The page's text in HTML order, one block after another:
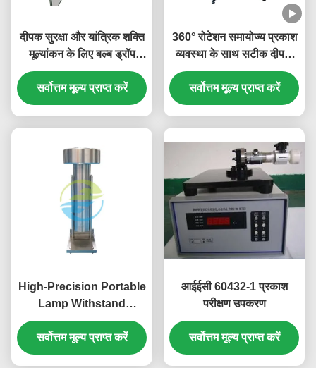
दीपक सुरक्षा और यांत्रिक शक्ति
मूल्यांकन के लिए बल्ब ड्रॉप
प्रभाव परीक्षण उपकरण
सर्वोत्तम मूल्य प्राप्त करें
360° रोटेशन समायोज्य प्रकाश
व्यवस्था के साथ सटीक दीपक
परीक्षण के लिए प्रकाश व्यवस्था
समायोज्य उपकरण
सर्वोत्तम मूल्य प्राप्त करें
High-Precision Portable
Lamp Withstand
Voltage Tester in
Stainless Steel for
Reliable Light Testing
सर्वोत्तम मूल्य प्राप्त करें
आईईसी 60432-1 प्रकाश
परीक्षण उपकरण
सर्वोत्तम मूल्य प्राप्त करें